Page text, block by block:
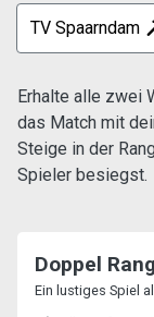
TV Spaarndam
Erhalte alle zwei
das Match mit
Steige in der
Spieler besiegst.
Doppel
Ein lustiges Spiel